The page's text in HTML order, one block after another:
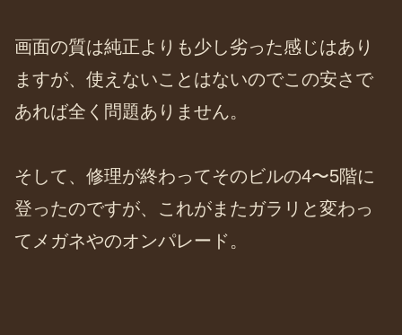
画面の質は純正よりも少し劣った感じはあり
ますが、使えないことはないのでこの安さで
あれば全く問題ありません。
そして、修理が終わってそのビルの4〜5階に
登ったのですが、これがまたガラリと変わっ
てメガネやのオンパレード。